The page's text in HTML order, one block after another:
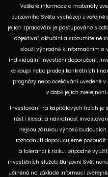
Veškeré informace a materiály
Burzovního Světa vycházejí z
jejich zpracování je postupováno s
objektivní, aktuální a srozumitelné
slouží výhradně k informačním a
individuální investiční doporučení,
ke koupi nebo prodeji konkrétních
prognózy nebo očekávání uvedené
v době jejich
Investování na kapitálových trzích je
růst i klesat a návratnost
nejsou zárukou výnosů
rozhodnutí doporučujeme
a toleranci k riziku, případně
investičních služeb. Burzovní Svět
učiněná na základě informací